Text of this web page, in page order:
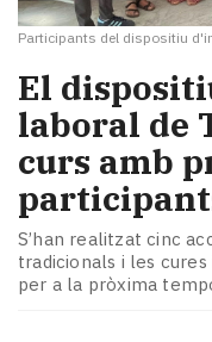
Participants del dispositiu
El
laboral de
curs amb
S’han realitzat cinc
tradicionals i les
per a la pròxima